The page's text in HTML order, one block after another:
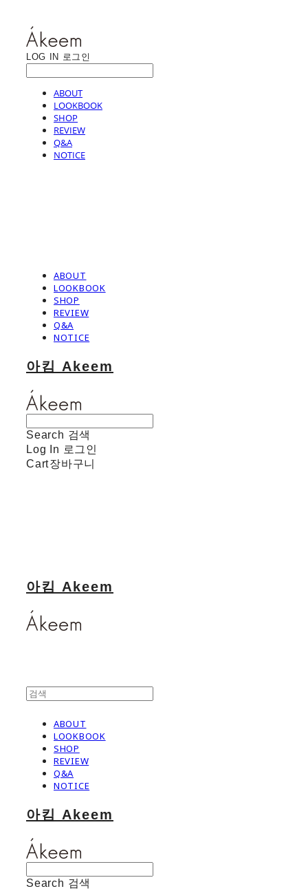
LOG IN 로그인
ABOUT
LOOKBOOK
SHOP
REVIEW
Q&A
NOTICE
ABOUT
LOOKBOOK
SHOP
REVIEW
Q&A
NOTICE
아킴 Akeem
Search 검색
Log In 로그인
Cart장바구니
아킴 Akeem
ABOUT
LOOKBOOK
SHOP
REVIEW
Q&A
NOTICE
아킴 Akeem
Search 검색